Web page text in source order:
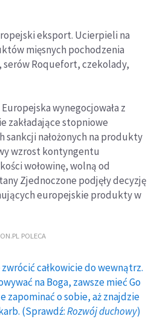
eksport. Ucierpieli na
mięsnych pochodzenia
serów Roquefort, czekolady,
wynegocjowała z
zakładające stopniowe
sankcji nałożonych na produkty
wzrost kontyngentu
wołowinę, wolną od
Zjednoczone podjęły decyzję
europejskie produkty w
POLECA
całkowicie do wewnątrz.
na Boga, zawsze mieć Go
zapominać o sobie, aż znajdzie
(Sprawdź:Rozwój duchowy)